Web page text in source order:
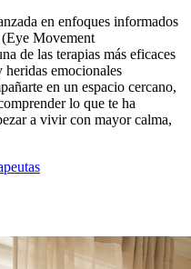
en enfoques informados
(Eye Movement
de las terapias más eficaces
heridas emocionales
en un espacio cercano,
lo que te ha
a vivir con mayor calma,